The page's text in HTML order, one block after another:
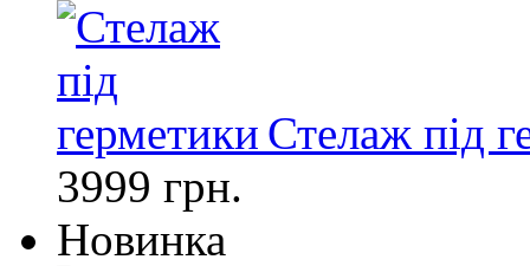
Стелаж під
3999 грн.
Новинка